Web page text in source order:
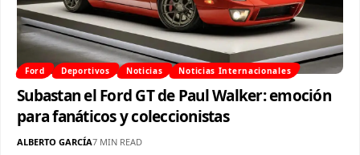
Ford Deportivos Noticias Noticias Internacionales
Subastan el Ford GT de Paul Walker: emoción
para fanáticos y coleccionistas
ALBERTO GARCÍA7 MIN READ